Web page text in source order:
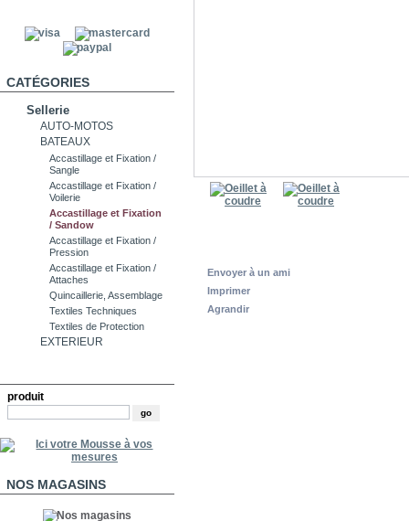
CATÉGORIES
Sellerie
AUTO-MOTOS
BATEAUX
Accastillage et Fixation /
Sangle
Accastillage et Fixation /
Voilerie
Accastillage et Fixation
/ Sandow
Accastillage et Fixation /
Pression
Accastillage et Fixation /
Attaches
Quincaillerie, Assemblage
Textiles Techniques
Textiles de Protection
EXTERIEUR
produit
NOS MAGASINS
Envoyer à un ami
Imprimer
Agrandir